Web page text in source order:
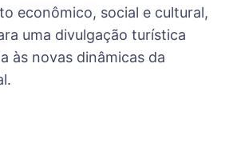
econômico, social e cultural,
uma divulgação turística
às novas dinâmicas da